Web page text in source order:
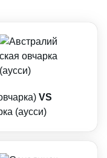
VS
(аусси)